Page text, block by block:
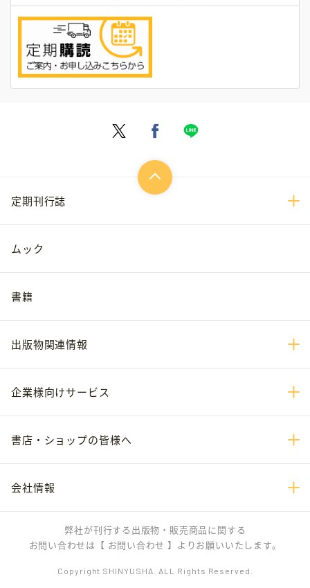
定期刊行誌
ムック
書籍
出版物関連情報
企業様向けサービス
書店・ショップの皆様へ
会社情報
弊社が刊行する出版物・販売商品に関する
お問い合わせは 【 お問い合わせ 】 よりお願いいたします。
Copyright SHINYUSHA. ALL Rights Reserved.